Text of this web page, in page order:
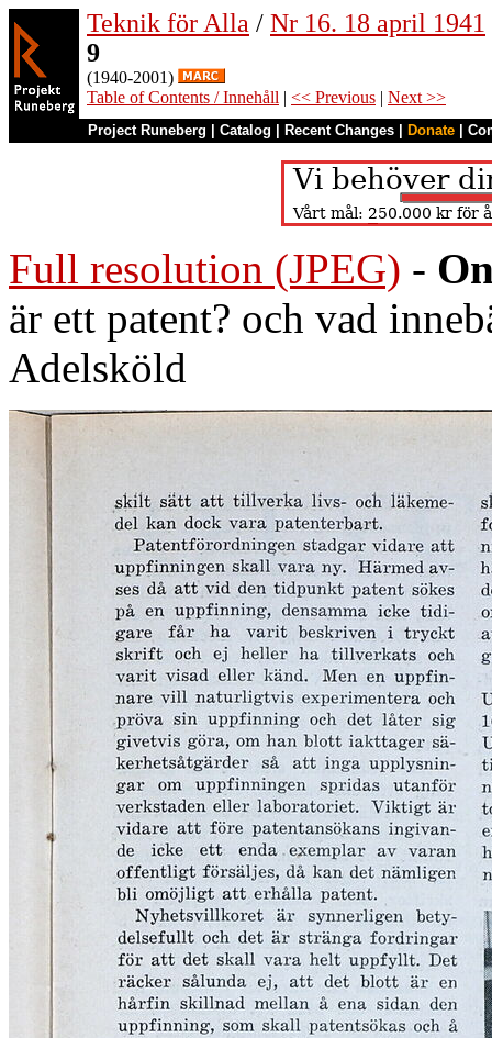
Teknik för Alla / Nr 16. 18 april 1941
9
(1940-2001)
Table of Contents / Innehåll | << Previous | Next >>
Project Runeberg Catalog Recent Changes Donate
Full resolution (JPEG) -
är ett patent? och vad
Adelsköld